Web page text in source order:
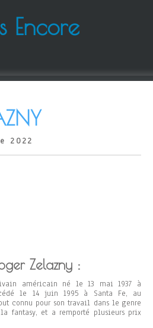
Encore
2022
Zelazny :
américain né le 13 mai 1937 à
le 14 juin 1995 à Santa Fe, au
connu pour son travail dans le genre
fantasy, et a remporté plusieurs prix